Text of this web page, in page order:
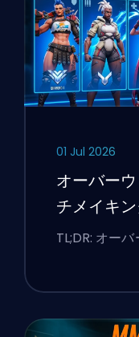
01 Jul 2026
オーバー
チメイキ
修正する
TL;DR: オー